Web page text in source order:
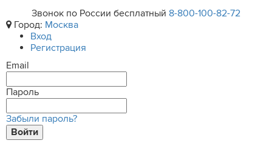
Звонок по России бесплатный 8-800-100-82-72
Город: Москва
Вход
Регистрация
Email
Пароль
Забыли пароль?
Войти